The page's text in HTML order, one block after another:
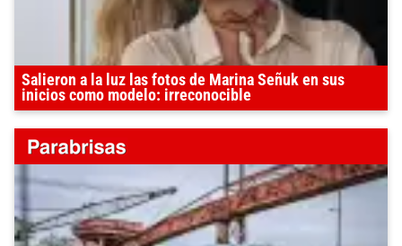
Salieron a la luz las fotos de Marina Señuk en sus
inicios como modelo: irreconocible